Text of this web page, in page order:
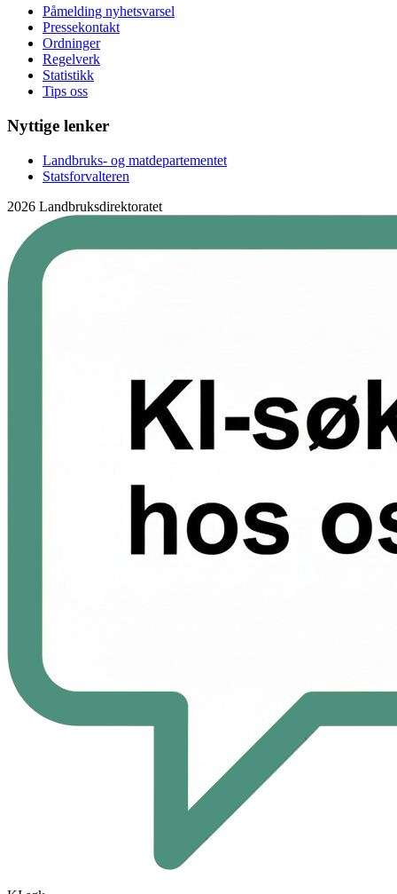
Påmelding nyhetsvarsel
Pressekontakt
Ordninger
Regelverk
Statistikk
Tips oss
Nyttige lenker
Landbruks- og matdepartementet
Statsforvalteren
2026 Landbruksdirektoratet